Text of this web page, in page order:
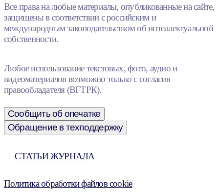
Все права на любые материалы, опубликованные на сайте,
защищены в соответствии с российским и
международным законодательством об интеллектуальной
собственности.
Любое использование текстовых, фото, аудио и
видеоматериалов возможно только с согласия
правообладателя (ВГТРК).
Сообщить об опечатке
Обращение в техподдержку
СТАТЬИ ЖУРНАЛА
Политика обработки файлов cookie